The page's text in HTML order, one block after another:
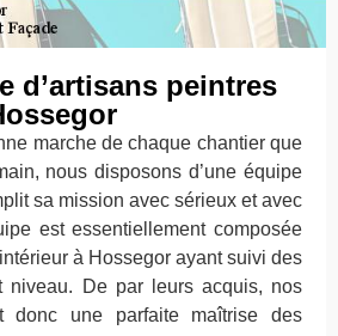
d’artisans peintres
marche de chaque chantier que
nous disposons d’une équipe
sa mission avec sérieux et avec
est essentiellement composée
à Hossegor ayant suivi des
niveau. De par leurs acquis, nos
donc une parfaite maîtrise des